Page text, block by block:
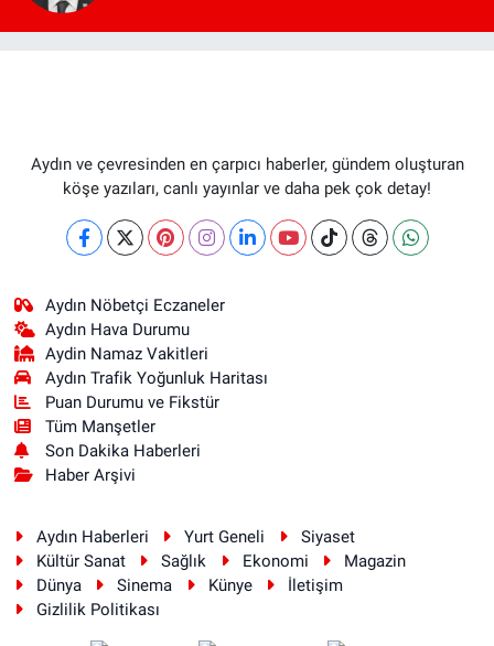
Aydın ve çevresinden en çarpıcı haberler, gündem oluşturan
köşe yazıları, canlı yayınlar ve daha pek çok detay!
Aydın Nöbetçi Eczaneler
Aydın Hava Durumu
Aydin Namaz Vakitleri
Aydın Trafik Yoğunluk Haritası
Puan Durumu ve Fikstür
Tüm Manşetler
Son Dakika Haberleri
Haber Arşivi
Aydın Haberleri Yurt Geneli
Siyaset
Kültür Sanat
Sağlık Ekonomi
Magazin
Dünya
Sinema Künye
İletişim
Gizlilik Politikası